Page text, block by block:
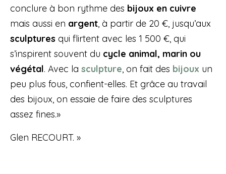
conclure à bon rythme des bijoux en cuivre
mais aussi en argent, à partir de 20 €, jusqu’aux
sculptures qui flirtent avec les 1 500 €, qui
s’inspirent souvent du cycle animal, marin ou
végétal. Avec la sculpture, on fait des bijoux un
peu plus fous, confient-elles. Et grâce au travail
des bijoux, on essaie de faire des sculptures
assez fines.»
Glen RECOURT. »